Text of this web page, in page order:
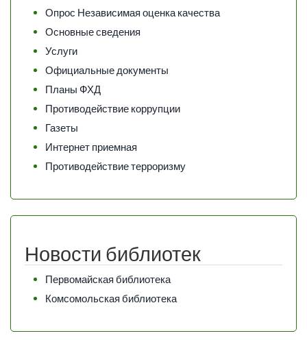
Опрос Независимая оценка качества
Основные сведения
Услуги
Официальные документы
Планы ФХД
Противодействие коррупции
Газеты
Интернет приемная
Противодействие терроризму
Новости библиотек
Первомайская библиотека
Комсомольская библиотека